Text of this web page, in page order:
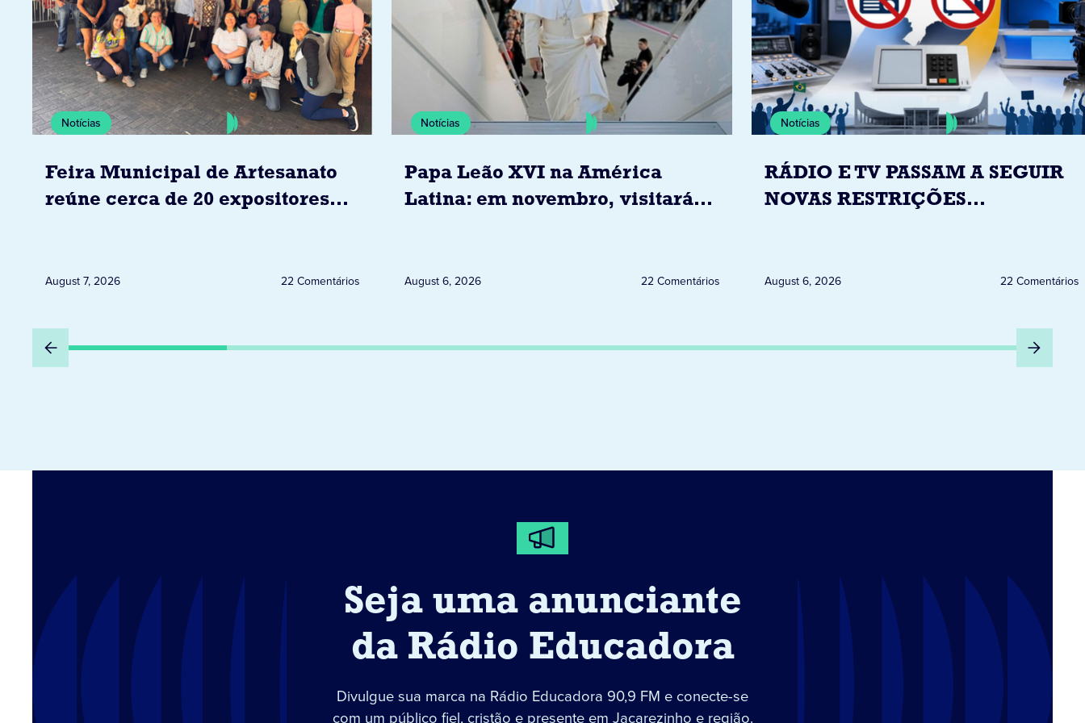
Notícias
Feira Municipal de Artesanato
reúne cerca de 20 expositores
August 7, 2026 22 Comentários
Notícias
Papa Leão XVI na América
Latina: em novembro, visitará
August 6, 2026 22 Comentários
Notícias
RÁDIO E TV PASSAM A SEGUIR
NOVAS RESTRIÇÕES
August 6, 2026 22 Comentários
Seja uma anunciante
da Rádio Educadora
Divulgue sua marca na Rádio Educadora 90,9 FM e conecte-se
com um público fiel, cristão e presente em Jacarezinho e região.